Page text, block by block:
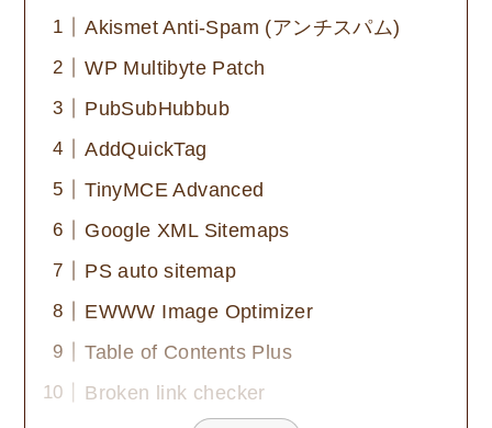
Akismet Anti-Spam (アンチスパム)
WP Multibyte Patch
PubSubHubbub
AddQuickTag
TinyMCE Advanced
Google XML Sitemaps
PS auto sitemap
EWWW Image Optimizer
Table of Contents Plus
Broken link checker